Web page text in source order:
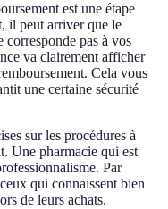
est une étape
il peut arriver que le
pas à vos
va clairement afficher
Cela vous
une certaine sécurité
sur les procédures à
Une pharmacie qui est
Par
qui connaissent bien
de leurs achats.